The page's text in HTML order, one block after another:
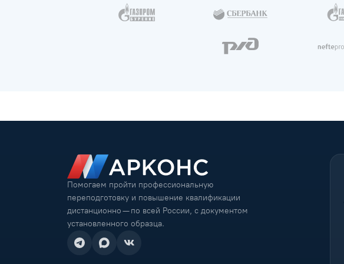
Помогаем пройти профессиональную
переподготовку и повышение квалификации
дистанционно — по всей России, с документом
установленного образца.